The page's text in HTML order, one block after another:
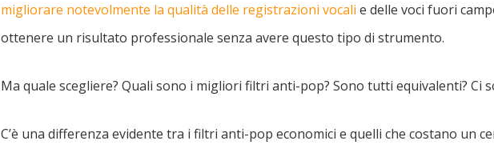
migliorare notevolmente la qualità delle registrazioni vocali e delle voci fuori
ottenere un risultato professionale senza avere questo tipo di strumento.
Ma quale scegliere? Quali sono i migliori filtri anti-pop? Sono tutti equivalenti? Ci
C’è una differenza evidente tra i filtri anti-pop economici e quelli che costano un